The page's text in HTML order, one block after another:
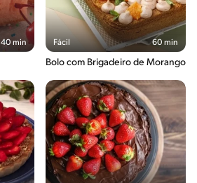
40 min Fácil 60 min
Bolo com Brigadeiro de Morango